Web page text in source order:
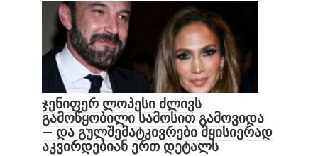
ჯენიფერ ლოპესი ძლივს
გამოწყობილი სამოსით გამოვიდა
— და გულშემატკივრები მყისიერად
აკვირდებიან ერთ დეტალს